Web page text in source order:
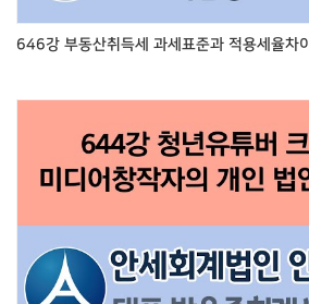
646강 부동산취득세 과세표준과 적용세율차이